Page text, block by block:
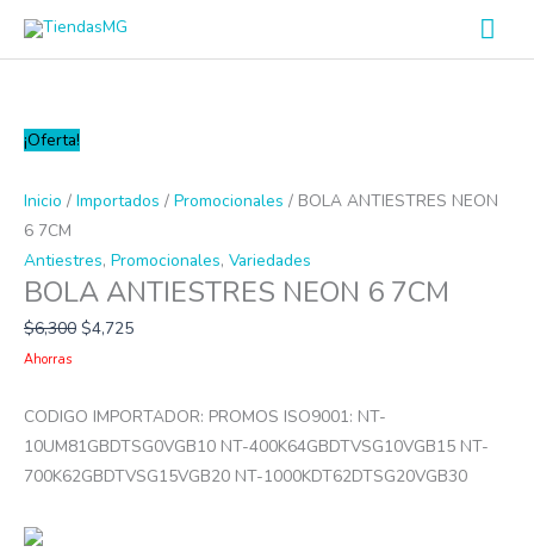
¡Oferta!
Inicio / Importados / Promocionales / BOLA ANTIESTRES NEON
6 7CM
Antiestres, Promocionales, Variedades
BOLA ANTIESTRES NEON 6 7CM
$6,300 $4,725
Ahorras
CODIGO IMPORTADOR: PROMOS ISO9001: NT-
10UM81GBDTSG0VGB10 NT-400K64GBDTVSG10VGB15 NT-
700K62GBDTVSG15VGB20 NT-1000KDT62DTSG20VGB30
BOLA
NEON
6
7CM
cantidad